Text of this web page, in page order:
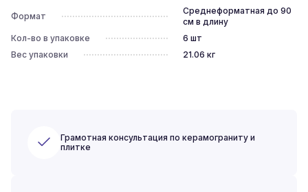
Формат
Среднеформатная до 90
см в длину
Кол-во в упаковке
6 шт
Вес упаковки
21.06 кг
Грамотная консультация по керамограниту и
плитке